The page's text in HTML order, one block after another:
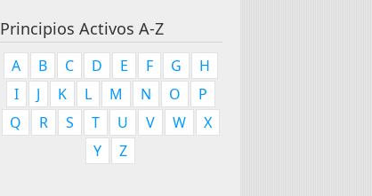
Principios Activos A-Z
A B C D E F G
H
I
J K L M N O
P
Q
R S T U V W
X
Y
Z